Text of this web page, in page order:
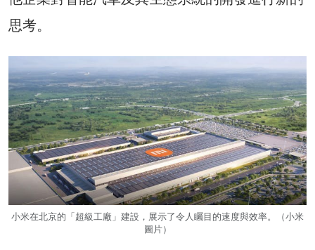
思考。
小米在北京的「超級工廠」建設，展示了令人矚目的速度與效率。（小米
圖片）